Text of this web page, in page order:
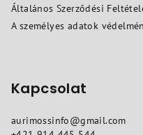
Általános Szerződési
A személyes adatok
Kapcsolat
aurimossinfo@gmail.com